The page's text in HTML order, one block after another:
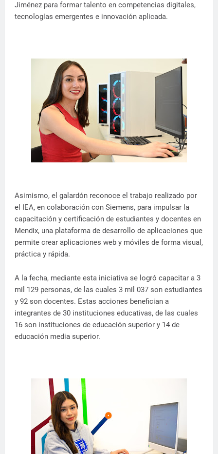
Jiménez para formar talento en competencias digitales,
tecnologías emergentes e innovación aplicada.
Asimismo, el galardón reconoce el trabajo realizado por
el IEA, en colaboración con Siemens, para impulsar la
capacitación y certificación de estudiantes y docentes en
Mendix, una plataforma de desarrollo de aplicaciones que
permite crear aplicaciones web y móviles de forma visual,
práctica y rápida.
A la fecha, mediante esta iniciativa se logró capacitar a 3
mil 129 personas, de las cuales 3 mil 037 son estudiantes
y 92 son docentes. Estas acciones benefician a
integrantes de 30 instituciones educativas, de las cuales
16 son instituciones de educación superior y 14 de
educación media superior.